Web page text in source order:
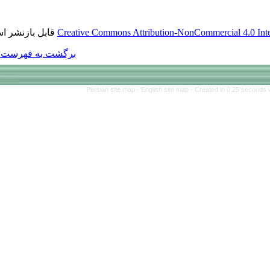
Creative Commonsقابل بازنشر است.
Persian site map